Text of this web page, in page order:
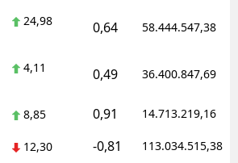
24,98 0,64 58.444.547,38
4,11 0,49 36.400.847,69
8,85 0,91 14.713.219,16
12,30 -0,81 113.034.515,38